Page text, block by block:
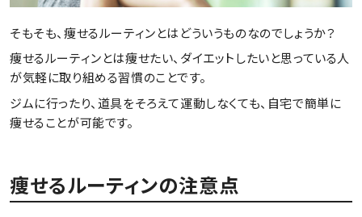
そもそも、痩せるルーティンとはどういうものなのでしょうか？
痩せるルーティンとは痩せたい、ダイエットしたいと思っている人
が気軽に取り組める習慣のことです。
ジムに行ったり、道具をそろえて運動しなくても、自宅で簡単に
痩せることが可能です。
痩せるルーティンの注意点